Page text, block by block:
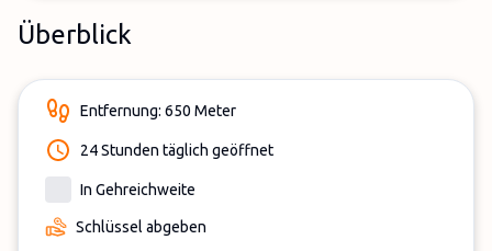
Überblick
Entfernung: 650 Meter
24 Stunden täglich geöffnet
In Gehreichweite
Schlüssel abgeben